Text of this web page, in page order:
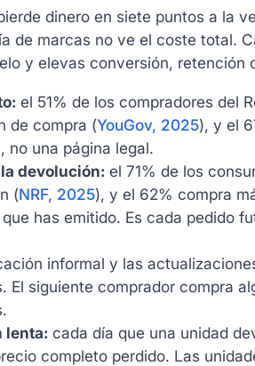
dinero en siete puntos a la
de marcas no ve el coste total.
y elevas conversión, retención
el 51% de los compradores del
de compra (YouGov, 2025), y el
no una página legal.
devolución:el 71% de los
(NRF, 2025), y el 62% compra
has emitido. Es cada pedido
informal y las
El siguiente comprador compra
lenta:cada día que una unidad
completo perdido. Las